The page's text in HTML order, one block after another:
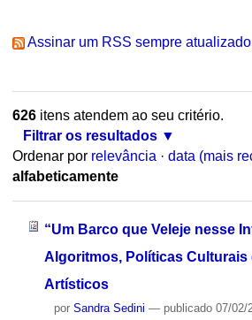
Assinar um RSS sempre
626itens atendem ao seu critério.
Filtrar os resultados
Ordenar por relevância · data (mais
alfabeticamente
“Um Barco que Veleje nesse
Algoritmos, Políticas Culturais
Artísticos
por Sandra Sedini — publicado07/02/